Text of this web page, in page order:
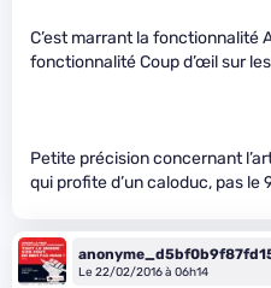
C’est marrant la fonctionnalité
fonctionnalité Coup d’œil sur
Petite précision concernant
qui profite d’un caloduc, pas le
Le 22/02/2016 à 06h14